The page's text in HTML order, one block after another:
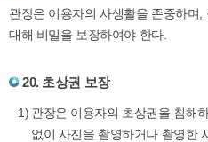
관장은 이용자의 사생활을 존중하며
대해 비밀을 보장하여야 한다.
20. 초상권 보장
관장은 이용자의 초상권을 침해
없이 사진을 촬영하거나 촬영한